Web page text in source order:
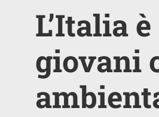
L’Italia
giovani